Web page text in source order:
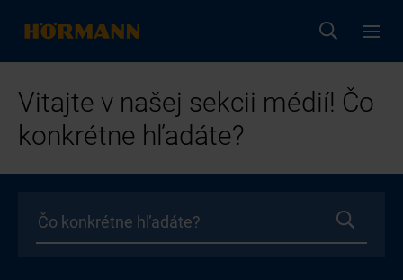
Vitajte v našej sekcii médií! Čo
konkrétne hľadáte?